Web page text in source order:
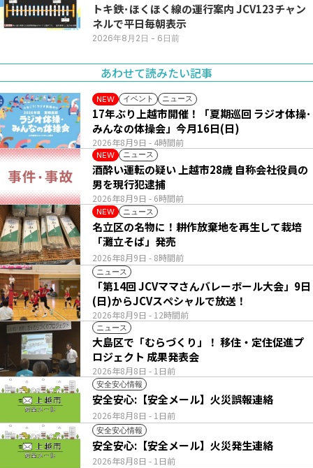
トキ鉄･ほくほく線の運行案内 JCV123チャン
ネルで平日毎朝表示
2026年8月2日 - 6日前
あわせて読みたい記事
NEW イベント ニュース
2026年8月9日 - 4時間前
17年ぶり上越市開催！「夏期巡回 ラジオ体操･
みんなの体操会」今月16日(日)
NEW ニュース
2026年8月9日 - 6時間前
酒酔い運転の疑い 上越市28歳 自称会社役員の
男を現行犯逮捕
NEW ニュース
2026年8月9日 - 8時間前
名立区の名物に！耕作放棄地を再生して栽培
「灘立そば」発売
ニュース
2026年8月9日 - 12時間前
「第14回 JCVママさんバレーボール大会」9日
(日)からJCVスペシャルで放送！
ニュース
2026年8月8日 - 1日前
大島区で「むらづくり」！ 移住・定住促進プ
ロジェクト 成果発表会
安全安心情報
2026年8月8日 - 1日前
安全安心:【安全メール】火災誤報連絡
安全安心情報
2026年8月8日 - 1日前
安全安心:【安全メール】火災発生連絡